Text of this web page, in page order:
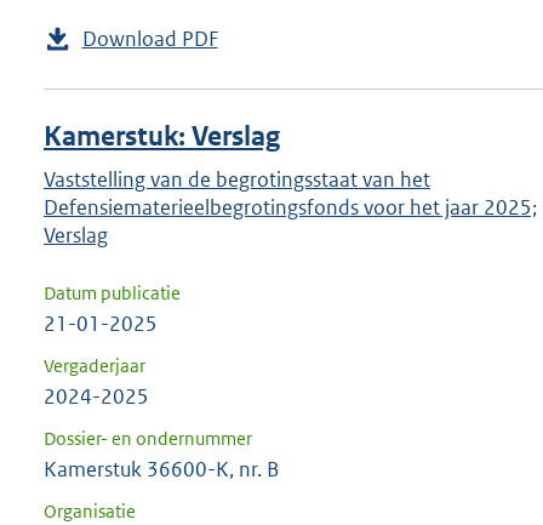
Download PDF
Kamerstuk: Verslag
Vaststelling van de begrotingsstaat van het
Defensiematerieelbegrotingsfonds voor het jaar 2025;
Verslag
Datum publicatie
21-01-2025
Vergaderjaar
2024-2025
Dossier- en ondernummer
Kamerstuk 36600-K, nr. B
Organisatie